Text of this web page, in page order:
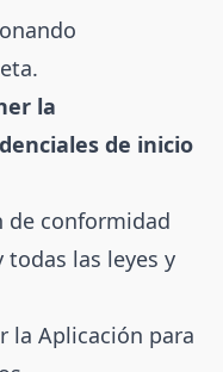
la
de inicio
de conformidad
todas las leyes y
la Aplicación para